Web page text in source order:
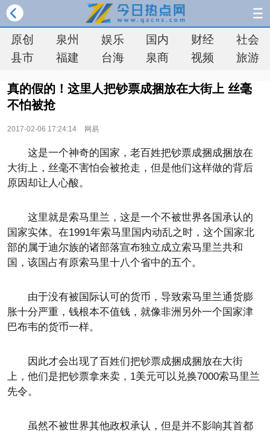
原创 泉州 娱乐 国内 财经
社会
县市
福建 台海 泉商 视频 旅游
真的假的！这里人把钞票成捆放在大街上 丝毫
不怕被抢
2017-02-06 17:24:14 网易
这是一个神奇的国家，老百姓把钞票成捆成捆放在
大街上，丝毫不害怕会被抢走，但是他们这样做的背后
原因却让人心酸。
这里就是索马里兰，这是一个不被世界各国承认的
国家实体。在1991年索马里国内动乱之时，这个国家北
部的属于迪尔族的诸部落宣布独立成立索马里兰共和
国，该国占有原索马里十八个省中的五个。
由于没有被国际认可的货币，导致索马里兰通货膨
胀十分严重，钱根本不值钱，就像非洲另外一个国家津
巴布韦的货币一样。
因此才会出现了百姓们把钞票成捆成捆放在大街
上，他们是把钞票拿来卖，1美元可以兑换7000索马里兰
先令。
虽然不被世界其他政权承认，但是并不影响其首都